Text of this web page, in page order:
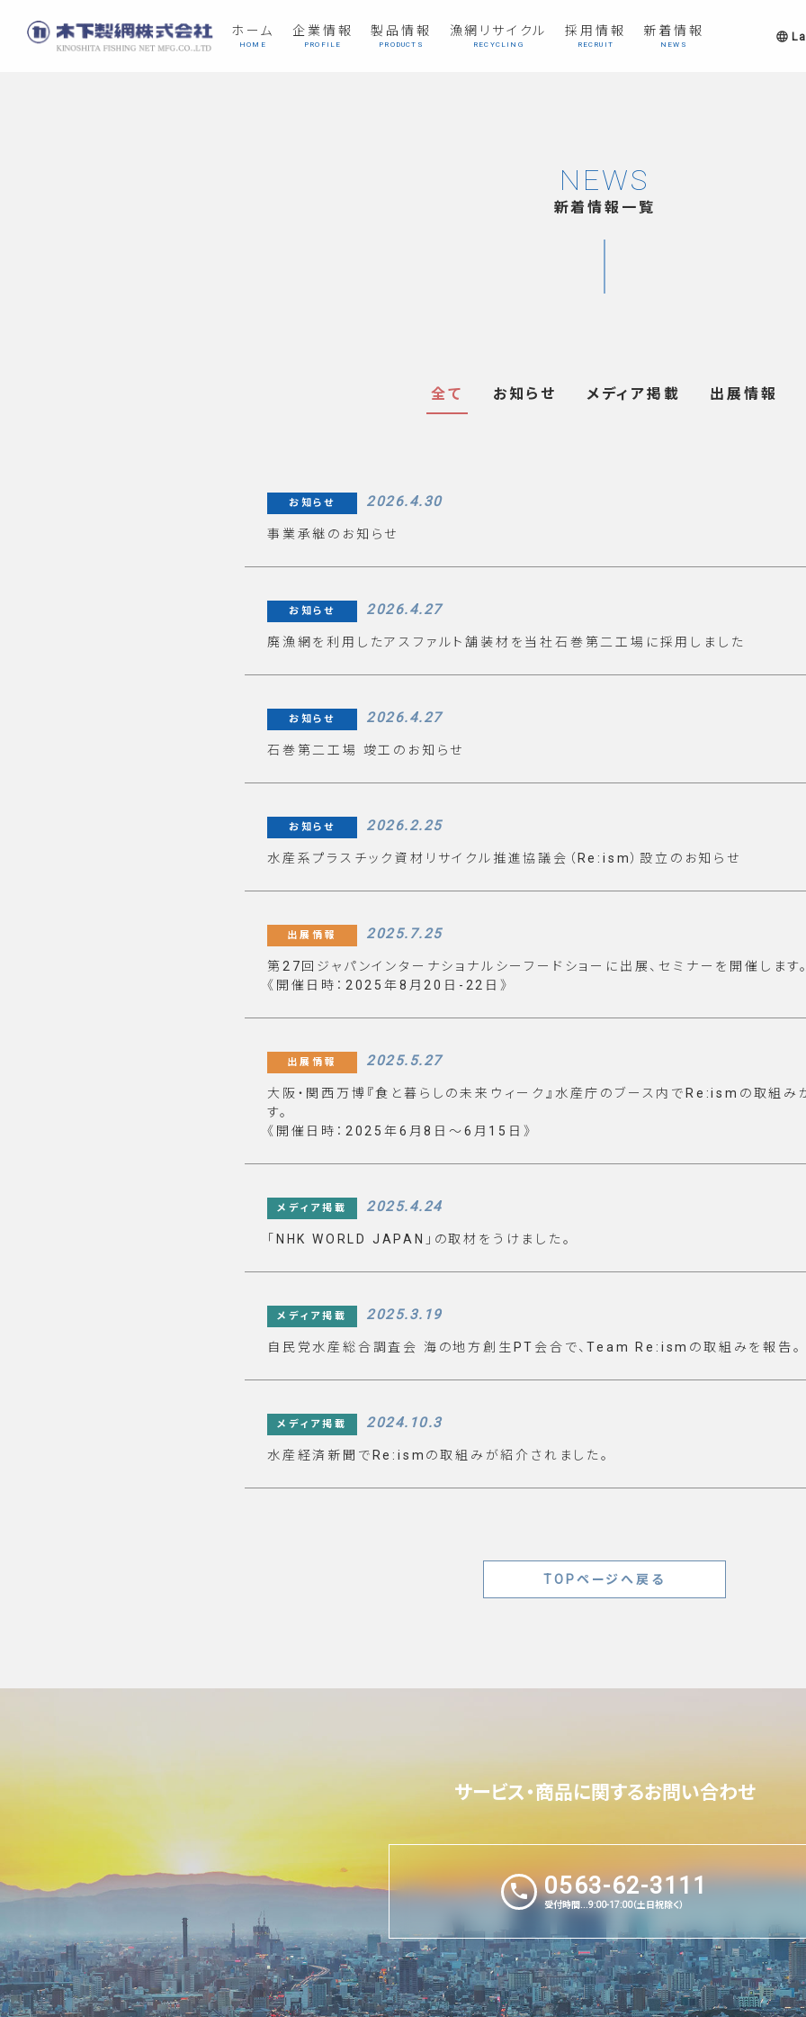
ホーム
HOME
企業情報
PROFILE
製品情報
PRODUCTS
漁網リサイクル
RECYCLING
採用情報
RECRUIT
新着情報
NEWS
language
NEWS
新着情報一覧
全て お知らせ メディア掲載 出展情報
お知らせ 2026.4.30
事業承継のお知らせ
お知らせ 2026.4.27
廃漁網を利用したアスファルト舗装材を当社石巻第二工場に採用しました
お知らせ 2026.4.27
石巻第二工場 竣工のお知らせ
お知らせ 2026.2.25
水産系プラスチック資材リサイクル推進協議会（Re:ism）設立のお知らせ
出展情報 2025.7.25
第27回ジャパンインターナショナルシーフードショーに出展、セミナーを開催します。
《開催日時：2025年8月20日-22日》
出展情報 2025.5.27
大阪・関西万博『食と暮らしの未来ウィーク』水産庁のブース内でRe:ismの取組み
す。
《開催日時：2025年6月8日～6月15日》
メディア掲載 2025.4.24
「NHK WORLD JAPAN」の取材をうけました。
メディア掲載 2025.3.19
⾃⺠党⽔産総合調査会 海の地⽅創⽣PT会合で、Team Re:ismの取組みを報告。
メディア掲載 2024.10.3
⽔産経済新聞でRe:ismの取組みが紹介されました。
TOPページへ戻る
サービス・商品に関するお問い合わせ
phone 0563-62-3111
受付時間...9:00-17:00（土日祝除く）